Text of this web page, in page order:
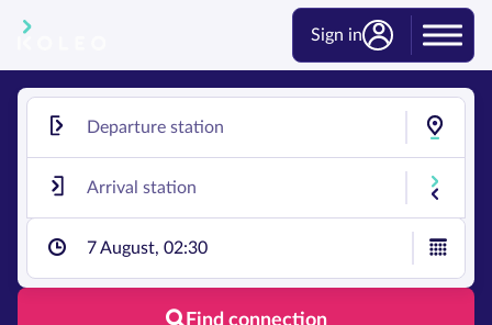
Sign in
7 August, 02:30
Find connection